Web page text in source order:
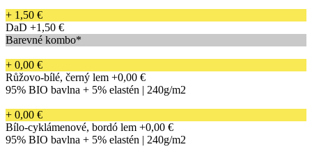
+ 1,50 €
DaD +1,50 €
Barevné kombo*
+ 0,00 €
Růžovo-bílé, černý lem +0,00 €
95% BIO bavlna + 5% elastén | 240g/m2
+ 0,00 €
Bílo-cyklámenové, bordó lem +0,00 €
95% BIO bavlna + 5% elastén | 240g/m2